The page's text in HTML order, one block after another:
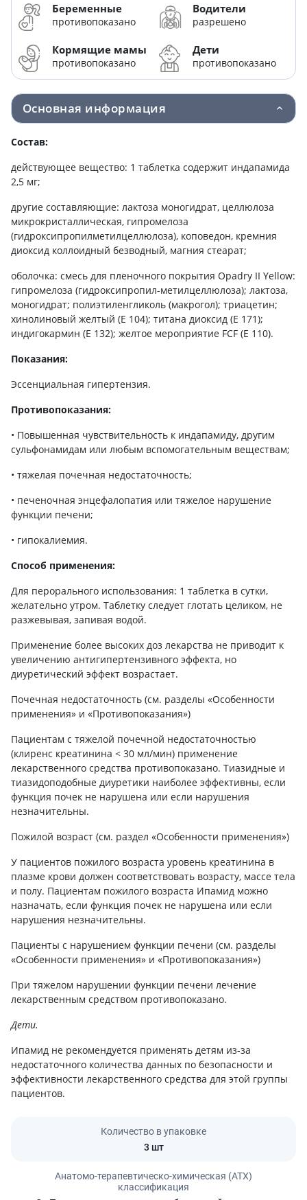
Беременные
противопоказано
Водители
разрешено
Кормящие мамы
противопоказано
Дети
противопоказано
Основная информация
Состав:
действующее вещество: 1 таблетка содержит индапамида
2,5 мг;
другие составляющие: лактоза моногидрат, целлюлоза
микрокристаллическая, гипромелоза
(гидроксипропилметилцеллюлоза), коповедон, кремния
диоксид коллоидный безводный, магния стеарат;
оболочка: смесь для пленочного покрытия Opadry II Yellow:
гипромелоза (гидроксипропил-метилцеллюлоза); лактоза,
моногидрат; полиэтиленгликоль (макрогол); триацетин;
хинолиновый желтый (Е 104); титана диоксид (Е 171);
индигокармин (Е 132); желтое мероприятие FCF (Е 110).
Показания:
Эссенциальная гипертензия.
Противопоказания:
• Повышенная чувствительность к индапамиду, другим
сульфонамидам или любым вспомогательным веществам;
• тяжелая почечная недостаточность;
• печеночная энцефалопатия или тяжелое нарушение
функции печени;
• гипокалиемия.
Способ применения:
Для перорального использования: 1 таблетка в сутки,
желательно утром. Таблетку следует глотать целиком, не
разжевывая, запивая водой.
Применение более высоких доз лекарства не приводит к
увеличению антигипертензивного эффекта, но
диуретический эффект возрастает.
Почечная недостаточность (см. разделы «Особенности
применения» и «Противопоказания»)
Пациентам с тяжелой почечной недостаточностью
(клиренс креатинина < 30 мл/мин) применение
лекарственного средства противопоказано. Тиазидные и
тиазидоподобные диуретики наиболее эффективны, если
функция почек не нарушена или если нарушения
незначительны.
Пожилой возраст (см. раздел «Особенности применения»)
У пациентов пожилого возраста уровень креатинина в
плазме крови должен соответствовать возрасту, массе тела
и полу. Пациентам пожилого возраста Ипамид можно
назначать, если функция почек не нарушена или если
нарушения незначительны.
Пациенты с нарушением функции печени (см. разделы
«Особенности применения» и «Противопоказания»)
При тяжелом нарушении функции печени лечение
лекарственным средством противопоказано.
Дети.
Ипамид не рекомендуется применять детям из-за
недостаточного количества данных по безопасности и
эффективности лекарственного средства для этой группы
пациентов.
Количество в упаковке
3 шт
Анатомо-терапевтическо-химическая (АТХ)
классификация